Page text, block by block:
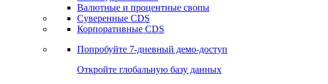
Валютные и процентные свопы
Суверенные CDS
Корпоративные CDS
Попробуйте 7-дневный демо-доступ
Откройте глобальную базу данных